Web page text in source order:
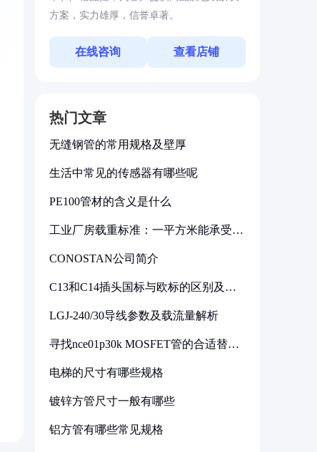
方案，实力雄厚，信誉卓著。
在线咨询 查看店铺
热门文章
无缝钢管的常用规格及壁厚
生活中常见的传感器有哪些呢
PE100管材的含义是什么
工业厂房载重标准：一平方米能承受多
CONOSTAN公司简介
C13和C14插头国标与欧标的区别及其
LGJ-240/30导线参数及载流量解析
寻找nce01p30k MOSFET管的合适替代
电梯的尺寸有哪些规格
镀锌方管尺寸一般有哪些
铝方管有哪些常见规格